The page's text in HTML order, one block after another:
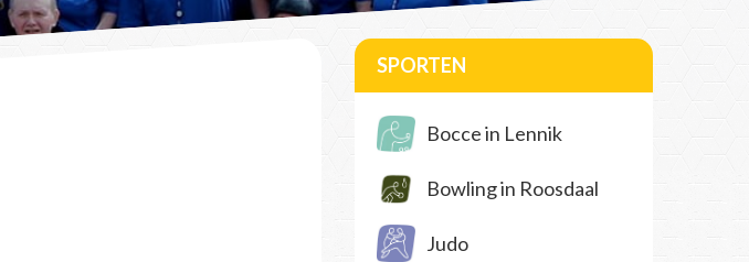
SPORTEN
Bocce in Lennik
Bowling in Roosdaal
Judo